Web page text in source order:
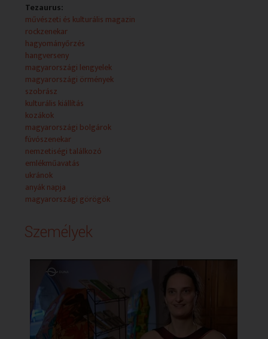
Tezaurus:
művészeti és kulturális magazin
rockzenekar
hagyományőrzés
hangverseny
magyarországi lengyelek
magyarországi örmények
szobrász
kulturális kiállítás
kozákok
magyarországi bolgárok
fúvószenekar
nemzetiségi találkozó
emlékműavatás
ukránok
anyák napja
magyarországi görögök
Személyek